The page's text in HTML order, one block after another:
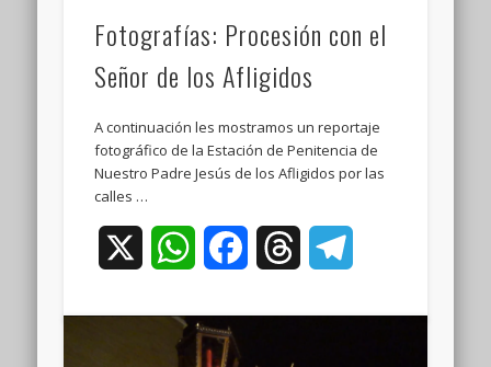
Fotografías: Procesión con el
Señor de los Afligidos
A continuación les mostramos un reportaje
fotográfico de la Estación de Penitencia de
Nuestro Padre Jesús de los Afligidos por las
calles …
WhatsAppFacebookThreads